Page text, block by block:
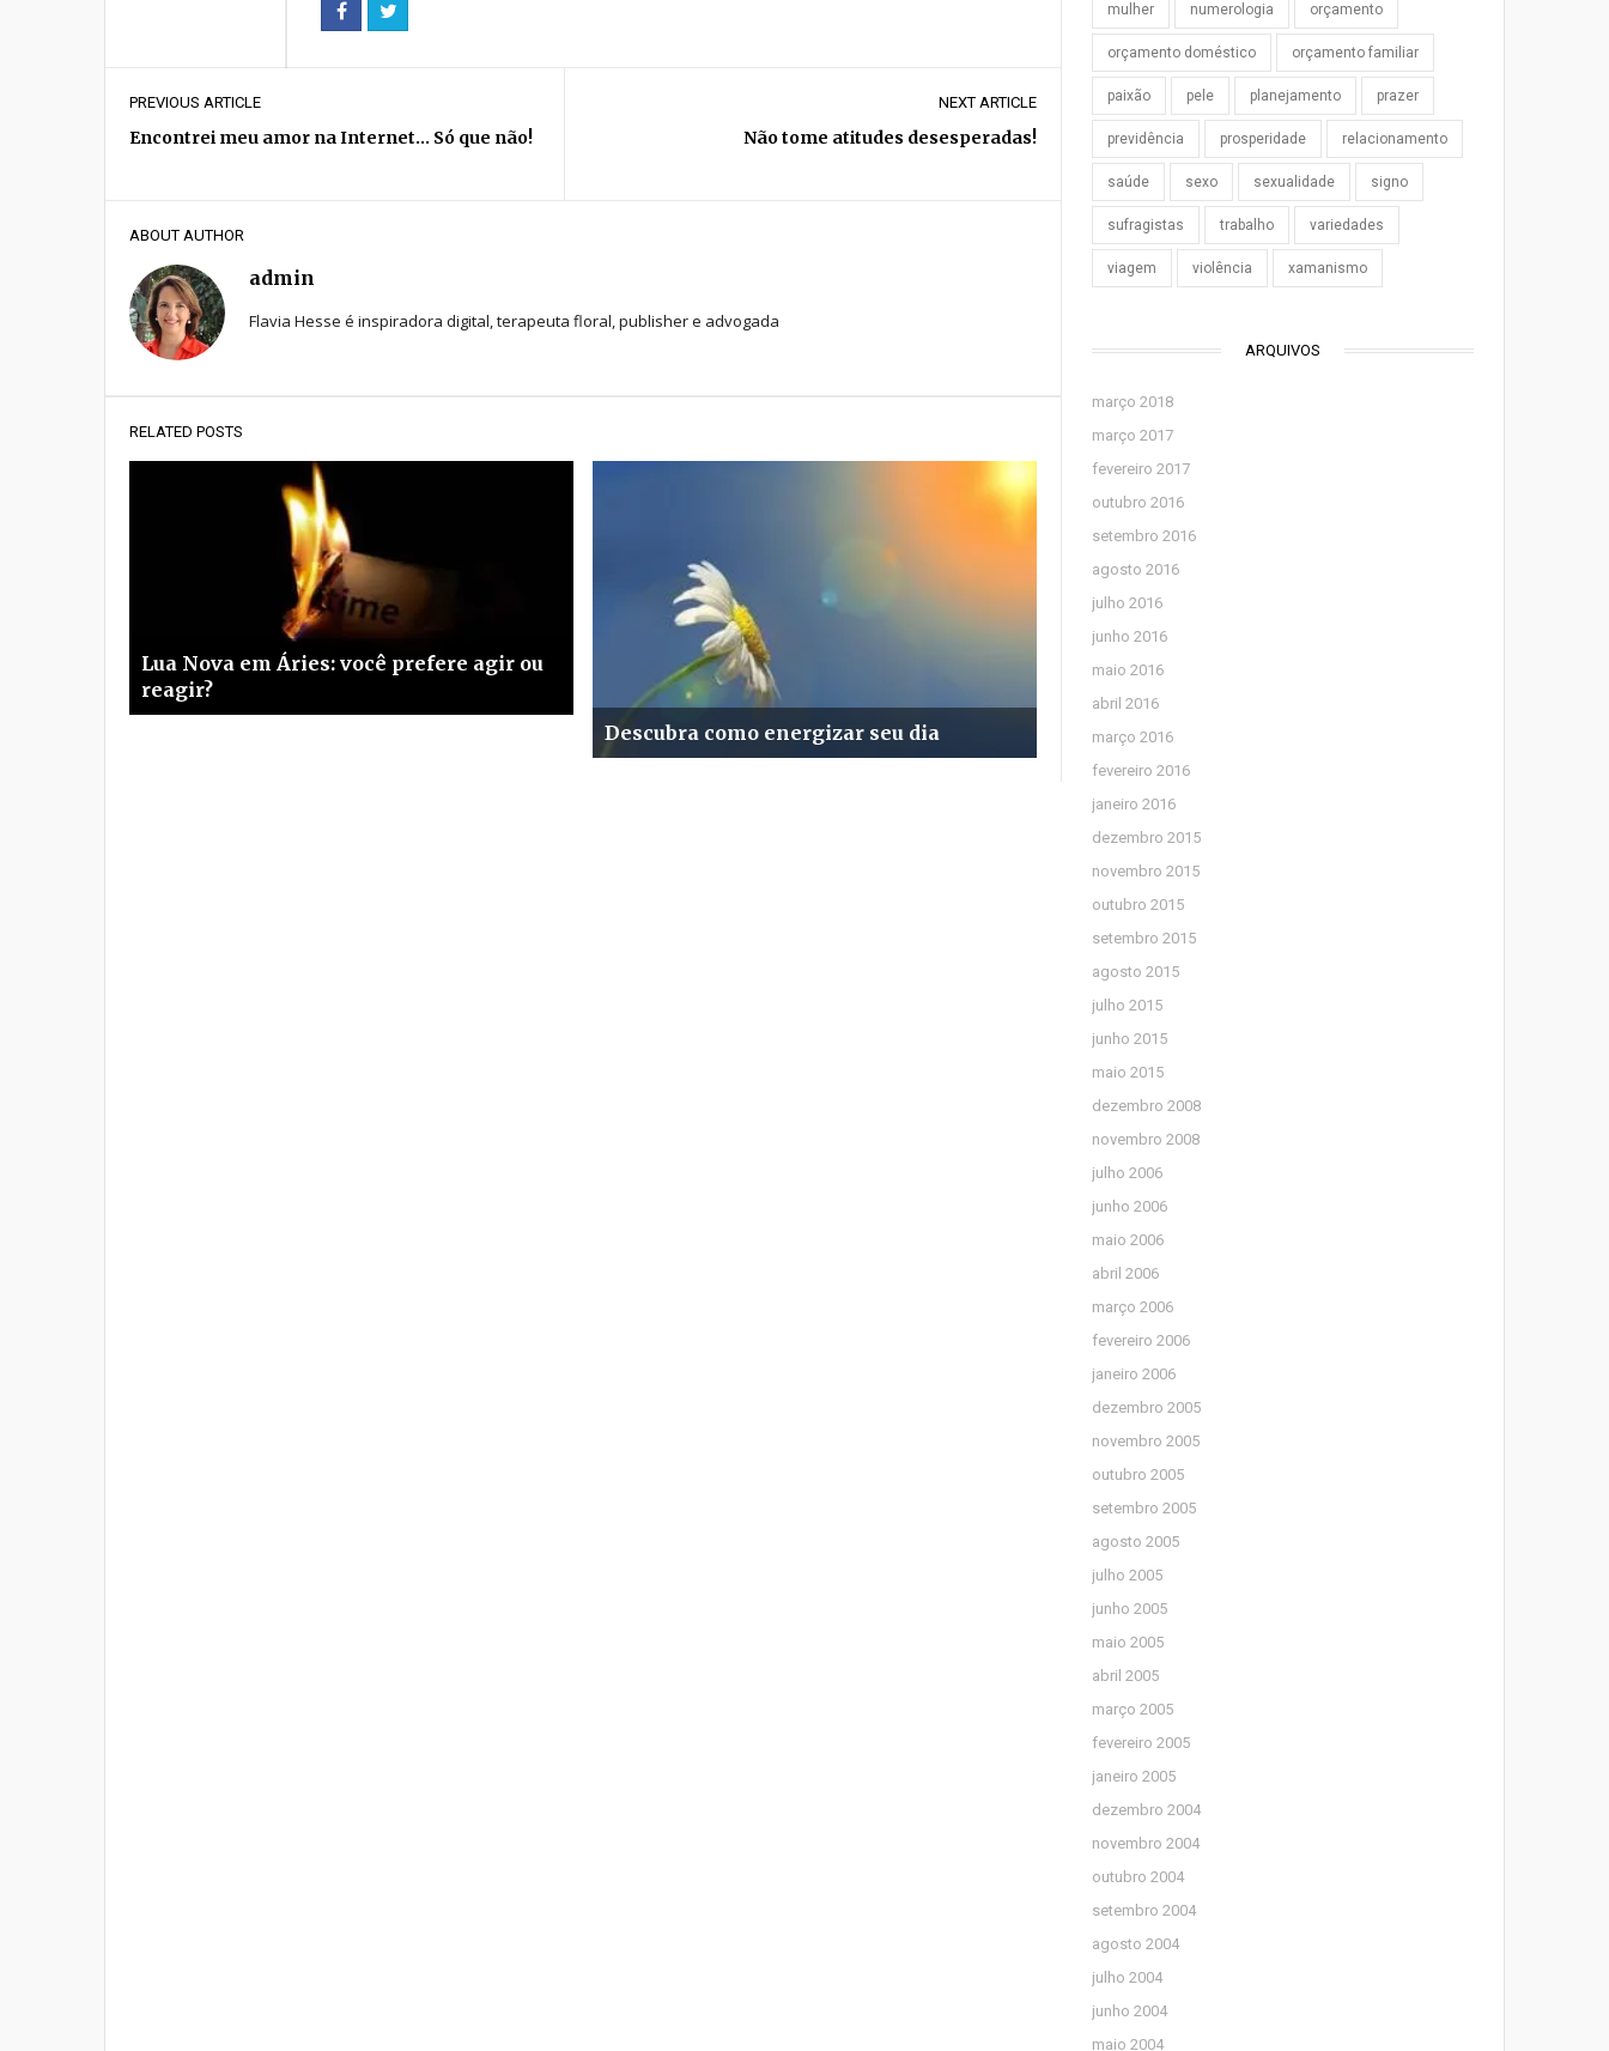
PREVIOUS ARTICLE
Encontrei meu amor na Internet… Só que não!
NEXT ARTICLE
Não tome atitudes desesperadas!
ABOUT AUTHOR
admin
Flavia Hesse é inspiradora digital, terapeuta floral, publisher e advogada
RELATED POSTS
Lua Nova em Áries: você prefere agir ou
reagir?
Descubra como energizar seu dia
mulher numerologia orçamento
orçamento doméstico orçamento familiar
paixão pele planejamento prazer
previdência prosperidade relacionamento
saúde sexo sexualidade signo
sufragistas trabalho variedades
viagem violência xamanismo
ARQUIVOS
março 2018
março 2017
fevereiro 2017
outubro 2016
setembro 2016
agosto 2016
julho 2016
junho 2016
maio 2016
abril 2016
março 2016
fevereiro 2016
janeiro 2016
dezembro 2015
novembro 2015
outubro 2015
setembro 2015
agosto 2015
julho 2015
junho 2015
maio 2015
dezembro 2008
novembro 2008
julho 2006
junho 2006
maio 2006
abril 2006
março 2006
fevereiro 2006
janeiro 2006
dezembro 2005
novembro 2005
outubro 2005
setembro 2005
agosto 2005
julho 2005
junho 2005
maio 2005
abril 2005
março 2005
fevereiro 2005
janeiro 2005
dezembro 2004
novembro 2004
outubro 2004
setembro 2004
agosto 2004
julho 2004
junho 2004
maio 2004